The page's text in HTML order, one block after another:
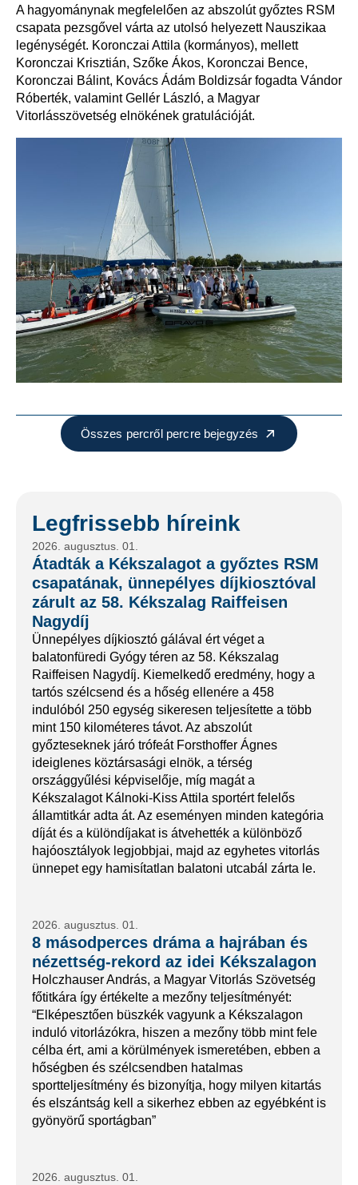
A hagyománynak megfelelően az abszolút győztes RSM
csapata pezsgővel várta az utolsó helyezett Nauszikaa
legénységét. Koronczai Attila (kormányos), mellett
Koronczai Krisztián, Szőke Ákos, Koronczai Bence,
Koronczai Bálint, Kovács Ádám Boldizsár fogadta Vándor
Róberték, valamint Gellér László, a Magyar
Vitorlásszövetség elnökének gratulációját.
Összes percről percre bejegyzés
Legfrissebb híreink
2026. augusztus. 01.
Átadták a Kékszalagot a győztes RSM
csapatának, ünnepélyes díjkiosztóval
zárult az 58. Kékszalag Raiffeisen
Nagydíj
Ünnepélyes díjkiosztó gálával ért véget a
balatonfüredi Gyógy téren az 58. Kékszalag
Raiffeisen Nagydíj. Kiemelkedő eredmény, hogy a
tartós szélcsend és a hőség ellenére a 458
indulóból 250 egység sikeresen teljesítette a több
mint 150 kilométeres távot. Az abszolút
győzteseknek járó trófeát Forsthoffer Ágnes
ideiglenes köztársasági elnök, a térség
országgyűlési képviselője, míg magát a
Kékszalagot Kálnoki-Kiss Attila sportért felelős
államtitkár adta át. Az eseményen minden kategória
díját és a különdíjakat is átvehették a különböző
hajóosztályok legjobbjai, majd az egyhetes vitorlás
ünnepet egy hamisítatlan balatoni utcabál zárta le.
2026. augusztus. 01.
8 másodperces dráma a hajrában és
nézettség-rekord az idei Kékszalagon
Holczhauser András, a Magyar Vitorlás Szövetség
főtitkára így értékelte a mezőny teljesítményét:
“Elképesztően büszkék vagyunk a Kékszalagon
induló vitorlázókra, hiszen a mezőny több mint fele
célba ért, ami a körülmények ismeretében, ebben a
hőségben és szélcsendben hatalmas
sportteljesítmény és bizonyítja, hogy milyen kitartás
és elszántság kell a sikerhez ebben az egyébként is
gyönyörű sportágban”
2026. augusztus. 01.